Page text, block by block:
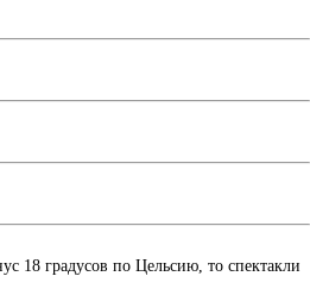
18 градусов по Цельсию, то спектакли